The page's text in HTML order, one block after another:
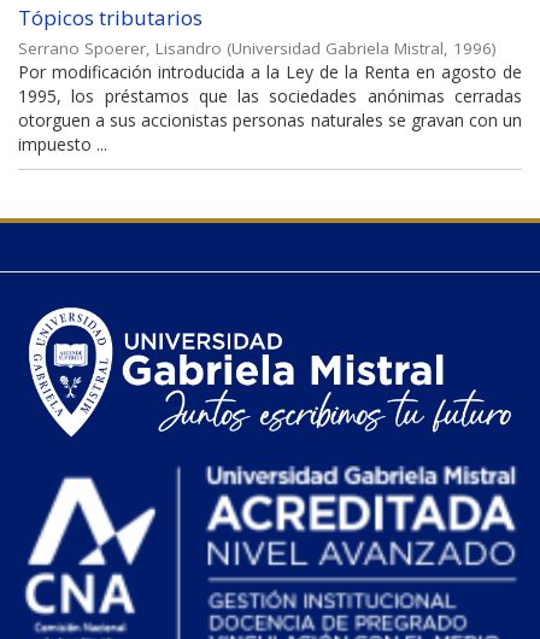
Tópicos tributarios
Serrano Spoerer, Lisandro (Universidad Gabriela Mistral, 1996)
Por modificación introducida a la Ley de la Renta en agosto de
1995, los préstamos que las sociedades anónimas cerradas
otorguen a sus accionistas personas naturales se gravan con un
impuesto ...